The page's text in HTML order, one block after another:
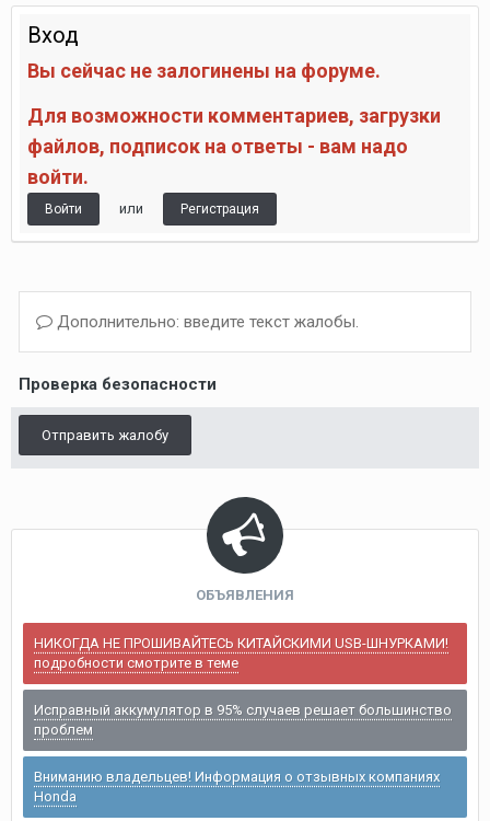
Вход
Вы сейчас не залогинены на форуме.
Для возможности комментариев, загрузки
файлов, подписок на ответы - вам надо
войти.
Войти или Регистрация
Дополнительно: введите текст жалобы.
Проверка безопасности
Отправить жалобу
ОБЪЯВЛЕНИЯ
НИКОГДА НЕ ПРОШИВАЙТЕСЬ КИТАЙСКИМИ USB-ШНУРКАМИ!
подробности смотрите в теме
Исправный аккумулятор в 95% случаев решает большинство
проблем
Вниманию владельцев! Информация о отзывных компаниях
Honda